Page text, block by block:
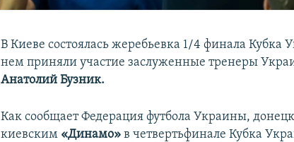
В Киеве состоялась жеребьевка 1/4 финала Кубка
нем приняли участие заслуженные тренеры
Анатолий Бузник.
Как сообщает Федерация футбола Украины,
киевским «Динамо» в четвертьфинале Кубка